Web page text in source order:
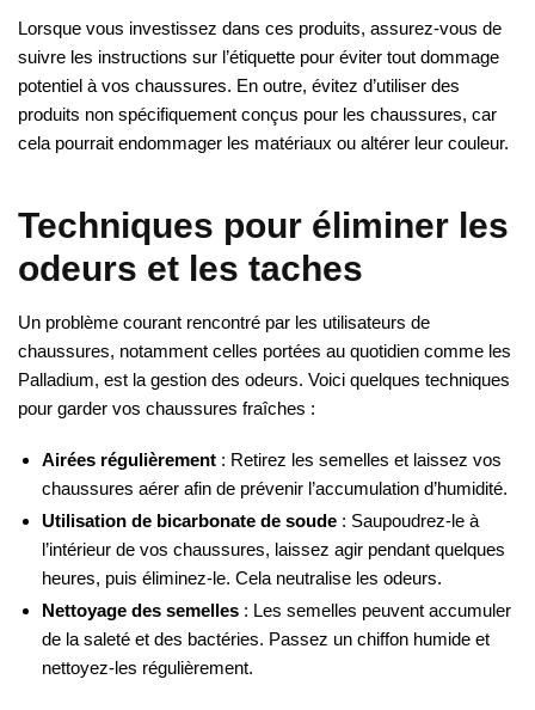
Lorsque vous investissez dans ces produits, assurez-vous de
suivre les instructions sur l’étiquette pour éviter tout dommage
potentiel à vos chaussures. En outre, évitez d’utiliser des
produits non spécifiquement conçus pour les chaussures, car
cela pourrait endommager les matériaux ou altérer leur couleur.
Techniques pour éliminer les
odeurs et les taches
Un problème courant rencontré par les utilisateurs de
chaussures, notamment celles portées au quotidien comme les
Palladium, est la gestion des odeurs. Voici quelques techniques
pour garder vos chaussures fraîches :
Airées régulièrement : Retirez les semelles et laissez vos
chaussures aérer afin de prévenir l’accumulation d’humidité.
Utilisation de bicarbonate de soude : Saupoudrez-le à
l’intérieur de vos chaussures, laissez agir pendant quelques
heures, puis éliminez-le. Cela neutralise les odeurs.
Nettoyage des semelles : Les semelles peuvent accumuler
de la saleté et des bactéries. Passez un chiffon humide et
nettoyez-les régulièrement.